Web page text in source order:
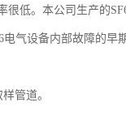
低。本公司生产的
气设备内部故障的早
管道。